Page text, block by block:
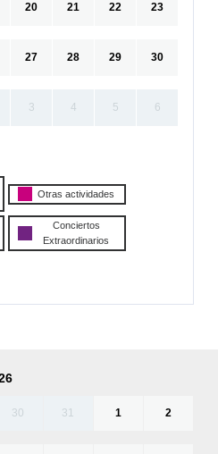
20 21 22 23
27 28 29 30
3 4 5 6
Otras actividades
Conciertos
Extraordinarios
30 31 1 2